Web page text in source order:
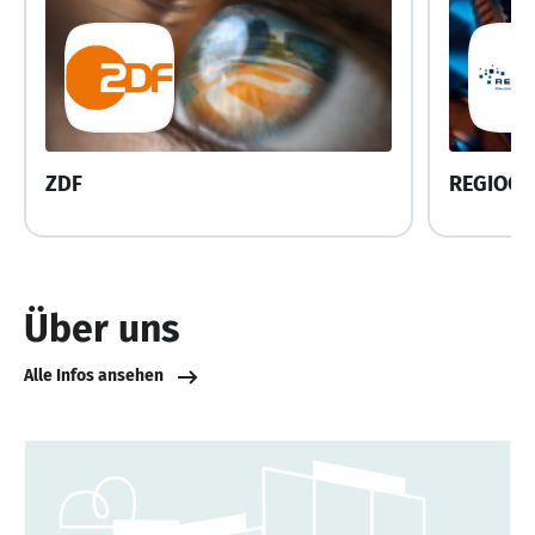
ZDF
Über uns
Alle Infos ansehen